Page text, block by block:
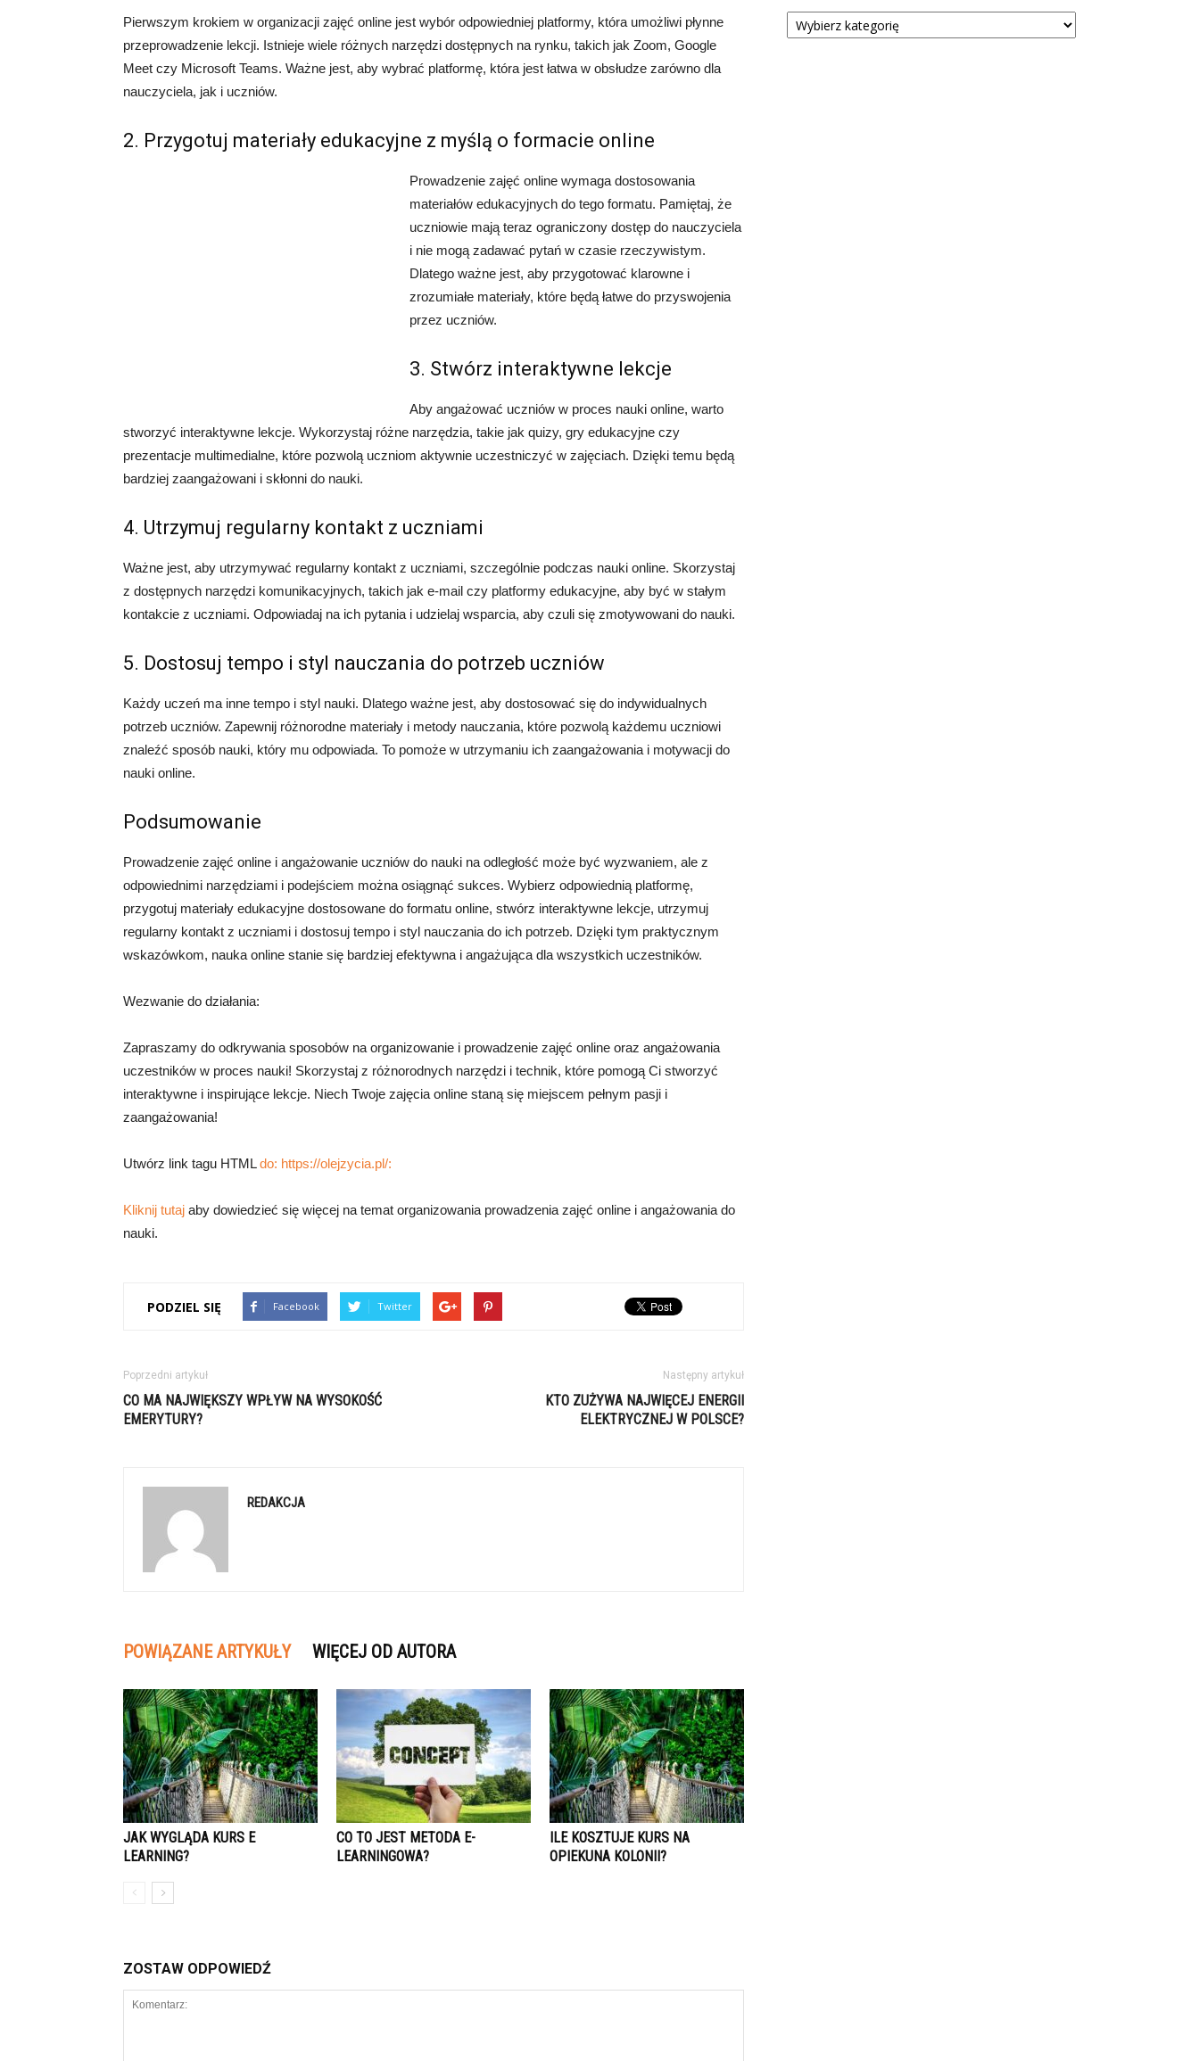
Pierwszym krokiem w organizacji zajęć online jest wybór odpowiedniej platformy, która umożliwi płynne
przeprowadzenie lekcji. Istnieje wiele różnych narzędzi dostępnych na rynku, takich jak Zoom, Google
Meet czy Microsoft Teams. Ważne jest, aby wybrać platformę, która jest łatwa w obsłudze zarówno dla
nauczyciela, jak i uczniów.
2. Przygotuj materiały edukacyjne z myślą o formacie online
Prowadzenie zajęć online wymaga dostosowania
materiałów edukacyjnych do tego formatu. Pamiętaj, że
uczniowie mają teraz ograniczony dostęp do nauczyciela
i nie mogą zadawać pytań w czasie rzeczywistym.
Dlatego ważne jest, aby przygotować klarowne i
zrozumiałe materiały, które będą łatwe do przyswojenia
przez uczniów.
3. Stwórz interaktywne lekcje
Aby angażować uczniów w proces nauki online, warto
stworzyć interaktywne lekcje. Wykorzystaj różne narzędzia, takie jak quizy, gry edukacyjne czy
prezentacje multimedialne, które pozwolą uczniom aktywnie uczestniczyć w zajęciach. Dzięki temu będą
bardziej zaangażowani i skłonni do nauki.
4. Utrzymuj regularny kontakt z uczniami
Ważne jest, aby utrzymywać regularny kontakt z uczniami, szczególnie podczas nauki online. Skorzystaj
z dostępnych narzędzi komunikacyjnych, takich jak e-mail czy platformy edukacyjne, aby być w stałym
kontakcie z uczniami. Odpowiadaj na ich pytania i udzielaj wsparcia, aby czuli się zmotywowani do nauki.
5. Dostosuj tempo i styl nauczania do potrzeb uczniów
Każdy uczeń ma inne tempo i styl nauki. Dlatego ważne jest, aby dostosować się do indywidualnych
potrzeb uczniów. Zapewnij różnorodne materiały i metody nauczania, które pozwolą każdemu uczniowi
znaleźć sposób nauki, który mu odpowiada. To pomoże w utrzymaniu ich zaangażowania i motywacji do
nauki online.
Podsumowanie
Prowadzenie zajęć online i angażowanie uczniów do nauki na odległość może być wyzwaniem, ale z
odpowiednimi narzędziami i podejściem można osiągnąć sukces. Wybierz odpowiednią platformę,
przygotuj materiały edukacyjne dostosowane do formatu online, stwórz interaktywne lekcje, utrzymuj
regularny kontakt z uczniami i dostosuj tempo i styl nauczania do ich potrzeb. Dzięki tym praktycznym
wskazówkom, nauka online stanie się bardziej efektywna i angażująca dla wszystkich uczestników.
Wezwanie do działania:
Zapraszamy do odkrywania sposobów na organizowanie i prowadzenie zajęć online oraz angażowania
uczestników w proces nauki! Skorzystaj z różnorodnych narzędzi i technik, które pomogą Ci stworzyć
interaktywne i inspirujące lekcje. Niech Twoje zajęcia online staną się miejscem pełnym pasji i
zaangażowania!
Utwórz link tagu HTMLdo: https://olejzycia.pl/:
Kliknij tutaj aby dowiedzieć się więcej na temat organizowania prowadzenia zajęć online i angażowania do
nauki.
PODZIEL SIĘ Facebook Twitter
Poprzedni artykuł
CO MA NAJWIĘKSZY WPŁYW NA WYSOKOŚĆ
EMERYTURY?
Następny artykuł
KTO ZUŻYWA NAJWIĘCEJ ENERGII
ELEKTRYCZNEJ W POLSCE?
REDAKCJA
POWIĄZANE ARTYKUŁY WIĘCEJ OD AUTORA
JAK WYGLĄDA KURS E
LEARNING?
CO TO JEST METODA E-
LEARNINGOWA?
ILE KOSZTUJE KURS NA
OPIEKUNA KOLONII?
ZOSTAW ODPOWIEDŹ
Kategorie